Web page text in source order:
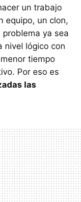
un trabajo
equipo, un clon,
ya sea
nivel lógico con
tiempo
Por eso es
las